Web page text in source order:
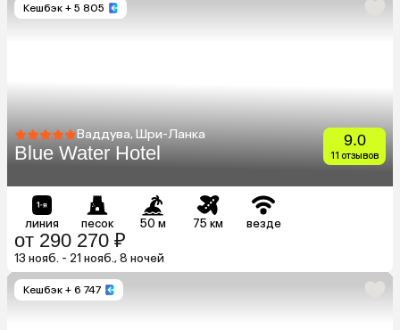
Кешбэк + 5 805
Ваддува, Шри-Ланка
Blue Water Hotel
9.0
11 отзывов
линия песок 50 м 75 км везде
от 290 270 ₽
13 нояб. - 21 нояб., 8 ночей
Кешбэк + 6 747